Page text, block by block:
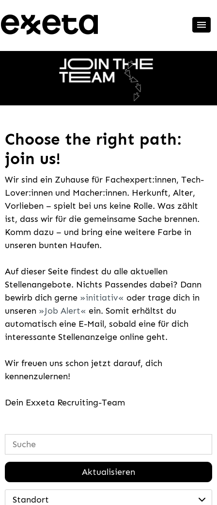
Choose the right path:
join us!
Wir sind ein Zuhause für Fachexpert:innen, Tech-
Lover:innen und Macher:innen. Herkunft, Alter,
Vorlieben – spielt bei uns keine Rolle. Was zählt
ist, dass wir für die gemeinsame Sache brennen.
Komm dazu – und bring eine weitere Farbe in
unseren bunten Haufen.
Auf dieser Seite findest du alle aktuellen
Stellenangebote. Nichts Passendes dabei? Dann
bewirb dich gerne
initiativ
oder trage dich in
unseren
Job Alert
ein. Somit erhältst du
automatisch eine E-Mail, sobald eine für dich
interessante Stellenanzeige online geht.
Wir freuen uns schon jetzt darauf, dich
kennenzulernen!
Dein Exxeta Recruiting-Team
Aktualisieren
Standort